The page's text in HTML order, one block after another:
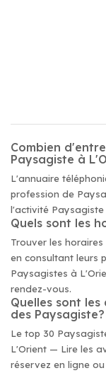
Combien
Paysagiste à
L'annuaire
profession de
l'activité Paysagiste
Quels sont les
Trouver les
en consultant leurs
Paysagistes à
rendez-vous.
Quelles sont les
des Paysagiste?
Le top 30
L'Orient — Lire les
réservez en ligne